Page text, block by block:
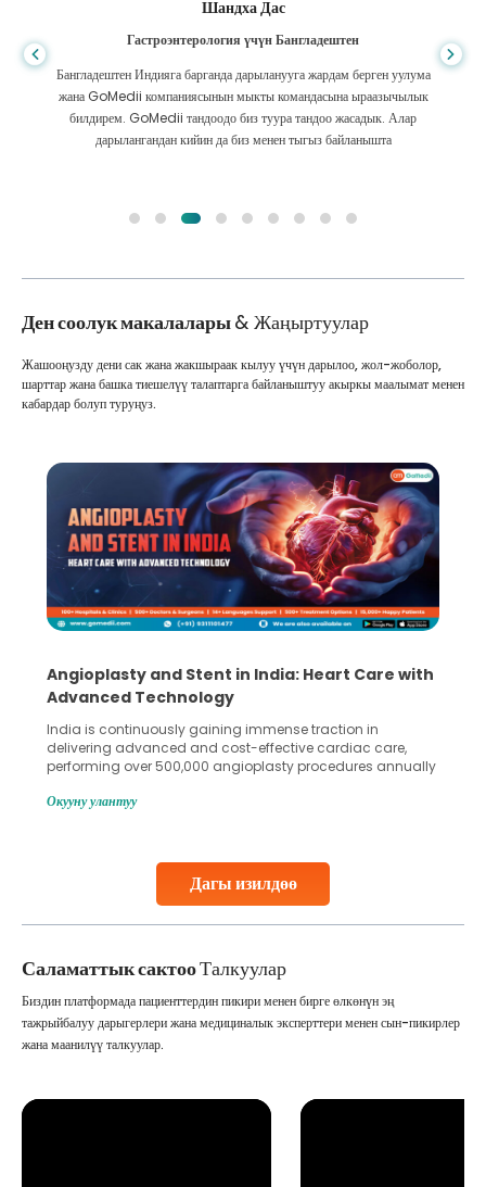
Шандха Дас
Гастроэнтерология үчүн Бангладештен
Бангладештен Индияга барганда дарыланууга жардам берген уулума
жана GoMedii компаниясынын мыкты командасына ыраазычылык
билдирем. GoMedii тандоодо биз туура тандоо жасадык. Алар
дарылангандан кийин да биз менен тыгыз байланышта
Ден соолук макалалары& Жаңыртуулар
Дагы изилдөө
Жашооңузду дени сак жана жакшыраак кылуу үчүн дарылоо, жол-жоболор,
шарттар жана башка тиешелүү талаптарга байланыштуу акыркы маалымат менен
кабардар болуп туруңуз.
Angioplasty and Stent in India: Heart Care with
Advanced Technology
India is continuously gaining immense traction in
delivering advanced and cost-effective cardiac care,
performing over 500,000 angioplasty procedures annually
globe are searching for treatments like angioplasty and
Studies, such as one published
Окууну улантуу
Саламаттык сактооТалкуулар
Биздин платформада пациенттердин пикири менен бирге өлкөнүн эң
тажрыйбалуу дарыгерлери жана медициналык эксперттери менен сын-пикирлер
жана маанилүү талкуулар.